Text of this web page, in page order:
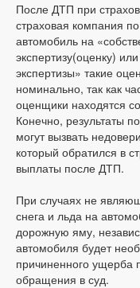
После ДТП при
страховая компания
автомобиль на
экспертизу(оценку)
экспертизы» такие
номинально, так как
оценщики находятся
Конечно, результаты
могут вызвать
который обратился в
выплаты после ДТП.
При случаях не
снега и льда на
дорожную яму,
автомобиля будет
причиненного
обращения в суд.